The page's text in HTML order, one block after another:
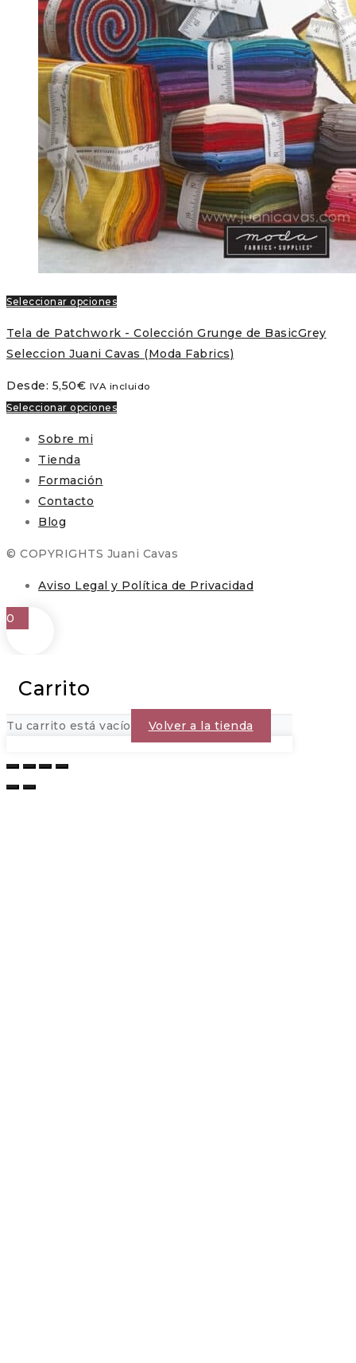
Seleccionar opciones
Tela de Patchwork - Colección Grunge de BasicGrey
Seleccion Juani Cavas (Moda Fabrics)
Desde: 5,50€ IVA incluido
Seleccionar opciones
Sobre mi
Tienda
Formación
Contacto
Blog
© COPYRIGHTS Juani Cavas
Aviso Legal y Política de Privacidad
0
Carrito
Tu carrito está vacío Volver a la tienda